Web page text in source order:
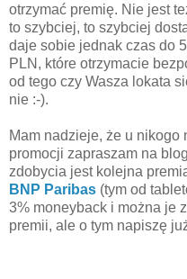
otrzymać premię. Nie jest
to szybciej, to szybciej
daje sobie jednak czas do
PLN, które otrzymacie
od tego czy Wasza lokata
nie :-).
Mam nadzieje, że u nikogo
promocji zapraszam na
zdobycia jest kolejna
BNP Paribas (tym od
3% moneyback i można je
premii, ale o tym napiszę